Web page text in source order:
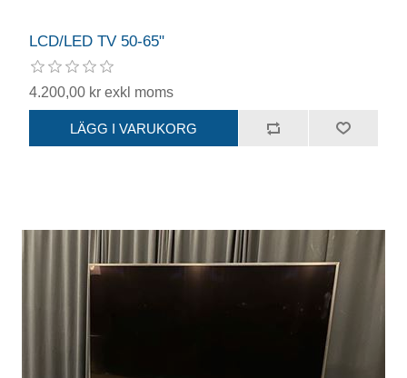
LCD/LED TV 50-65"
4.200,00 kr exkl moms